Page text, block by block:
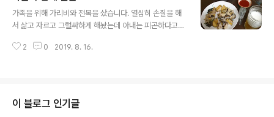
론 : 이순신! 부하에게 거짓말하도록 지시! 도덕성 논란 일
파만파! ●김구 : 나의 소원은 첫째도, 둘째도, 셋째도 통일
쳐! ●소크라테스 : 너 자신을 알라! ☆언론 : 소크라테스!
가족을 위해 가리비와 전복을 샀습니다. 열심히 손질을 해
서 삶고 자르고 그럴싸하게 해놨는데 아내는 피곤하다고
고 평소 해물을 좋아하는 아들 녀석과 둘이서 저는 소주를
의 회사를 책임집니다 superandsuper.modoo.at
2 0 2019. 8. 16.
이 블로그 인기글